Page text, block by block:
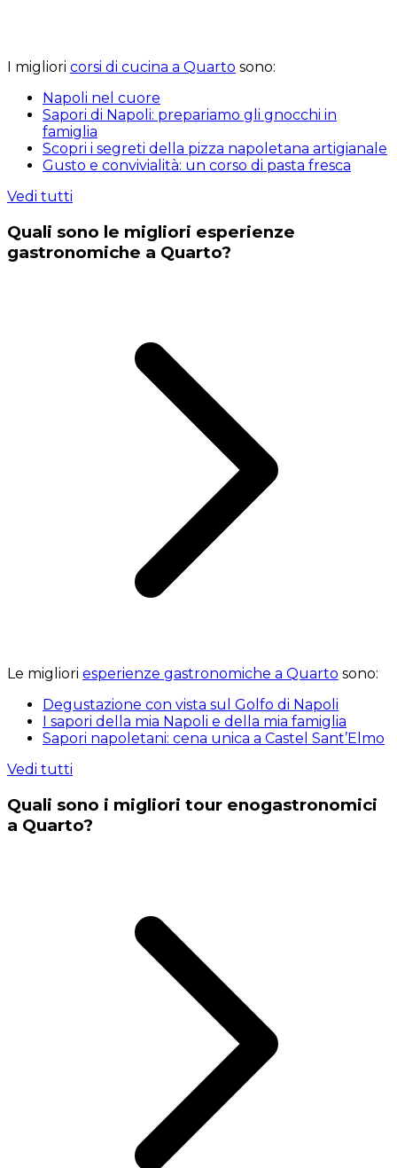
I migliori corsi di cucina a Quarto sono:
Napoli nel cuore
Sapori di Napoli: prepariamo gli gnocchi in
famiglia
Scopri i segreti della pizza napoletana artigianale
Gusto e convivialità: un corso di pasta fresca
Vedi tutti
Quali sono le migliori esperienze
gastronomiche a Quarto?
Le migliori esperienze gastronomiche a Quarto sono:
Degustazione con vista sul Golfo di Napoli
I sapori della mia Napoli e della mia famiglia
Sapori napoletani: cena unica a Castel Sant’Elmo
Vedi tutti
Quali sono i migliori tour enogastronomici
a Quarto?